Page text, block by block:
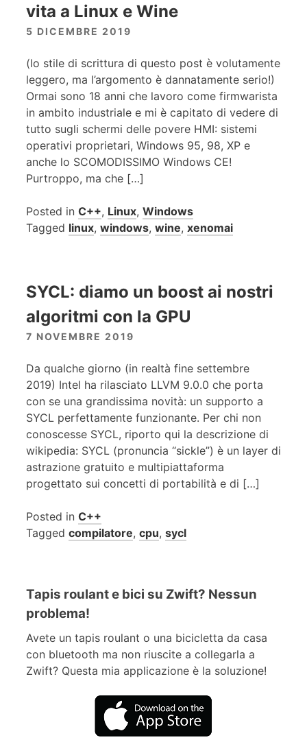
vita a Linux e Wine
5 DICEMBRE 2019
(lo stile di scrittura di questo post è volutamente
leggero, ma l’argomento è dannatamente serio!)
Ormai sono 18 anni che lavoro come firmwarista
in ambito industriale e mi è capitato di vedere di
tutto sugli schermi delle povere HMI: sistemi
operativi proprietari, Windows 95, 98, XP e
anche lo SCOMODISSIMO Windows CE!
Purtroppo, ma che […]
Posted in C++, Linux, Windows
Tagged linux, windows, wine, xenomai
SYCL: diamo un boost ai nostri
algoritmi con la GPU
7 NOVEMBRE 2019
Da qualche giorno (in realtà fine settembre
2019) Intel ha rilasciato LLVM 9.0.0 che porta
con se una grandissima novità: un supporto a
SYCL perfettamente funzionante. Per chi non
conoscesse SYCL, riporto qui la descrizione di
wikipedia: SYCL (pronuncia “sickle”) è un layer di
astrazione gratuito e multipiattaforma
progettato sui concetti di portabilità e di […]
Posted in C++
Tagged compilatore, cpu, sycl
Tapis roulant e bici su Zwift? Nessun
problema!
Avete un tapis roulant o una bicicletta da casa
con bluetooth ma non riuscite a collegarla a
Zwift? Questa mia applicazione è la soluzione!